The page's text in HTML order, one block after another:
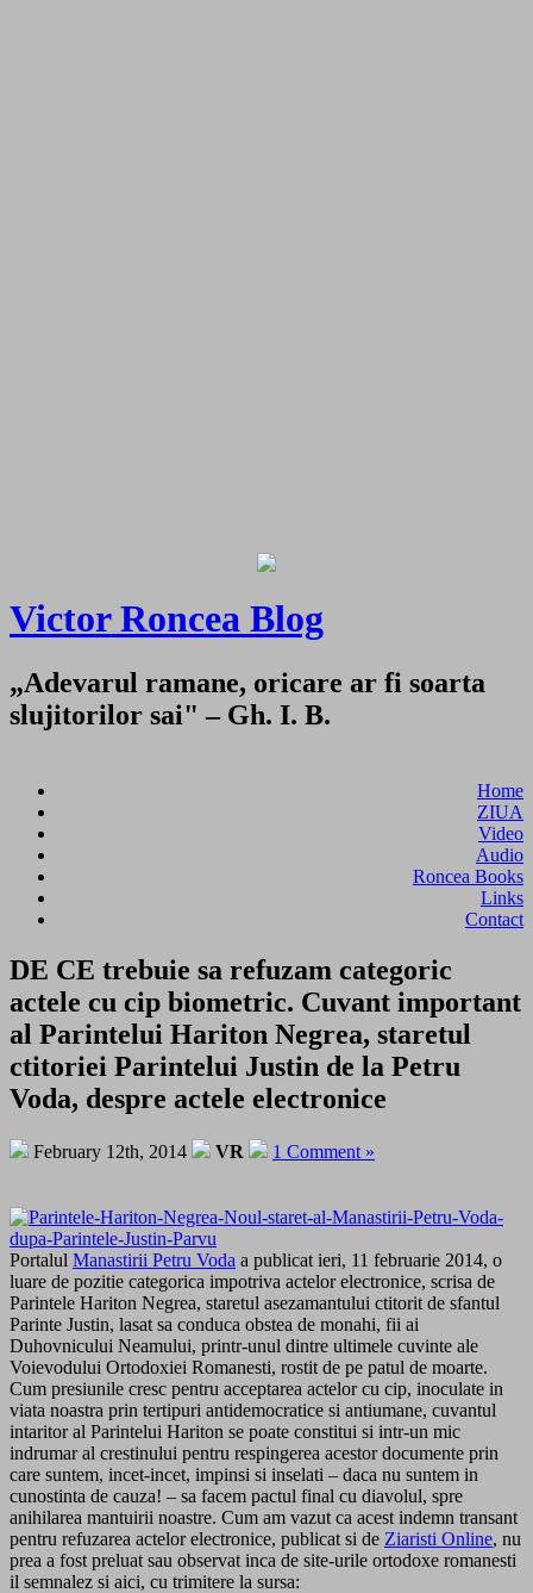
Victor Roncea Blog
„Adevarul ramane, oricare ar fi soarta
slujitorilor sai" – Gh. I. B.
Home
ZIUA
Video
Audio
Roncea Books
Links
Contact
DE CE trebuie sa refuzam categoric
actele cu cip biometric. Cuvant important
al Parintelui Hariton Negrea, staretul
ctitoriei Parintelui Justin de la Petru
Voda, despre actele electronice
February 12th, 2014 VR 1 Comment »
Portalul Manastirii Petru Voda a publicat ieri, 11 februarie 2014, o
luare de pozitie categorica impotriva actelor electronice, scrisa de
Parintele Hariton Negrea, staretul asezamantului ctitorit de sfantul
Parinte Justin, lasat sa conduca obstea de monahi, fii ai
Duhovnicului Neamului, printr-unul dintre ultimele cuvinte ale
Voievodului Ortodoxiei Romanesti, rostit de pe patul de moarte.
Cum presiunile cresc pentru acceptarea actelor cu cip, inoculate in
viata noastra prin tertipuri antidemocratice si antiumane, cuvantul
intaritor al Parintelui Hariton se poate constitui si intr-un mic
indrumar al crestinului pentru respingerea acestor documente prin
care suntem, incet-incet, impinsi si inselati – daca nu suntem in
cunostinta de cauza! – sa facem pactul final cu diavolul, spre
anihilarea mantuirii noastre. Cum am vazut ca acest indemn transant
pentru refuzarea actelor electronice, publicat si de Ziaristi Online, nu
prea a fost preluat sau observat inca de site-urile ortodoxe romanesti
il semnalez si aici, cu trimitere la sursa: